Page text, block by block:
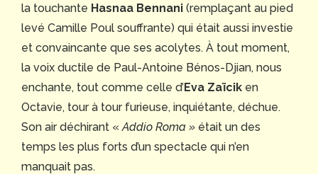
la touchante Hasnaa Bennani (remplaçant au pied
levé Camille Poul souffrante) qui était aussi investie
et convaincante que ses acolytes. À tout moment,
la voix ductile de Paul-Antoine Bénos-Djian, nous
enchante, tout comme celle d’Eva Zaïcik en
Octavie, tour à tour furieuse, inquiétante, déchue.
Son air déchirant «Addio Roma » était un des
temps les plus forts d’un spectacle qui n’en
manquait pas.